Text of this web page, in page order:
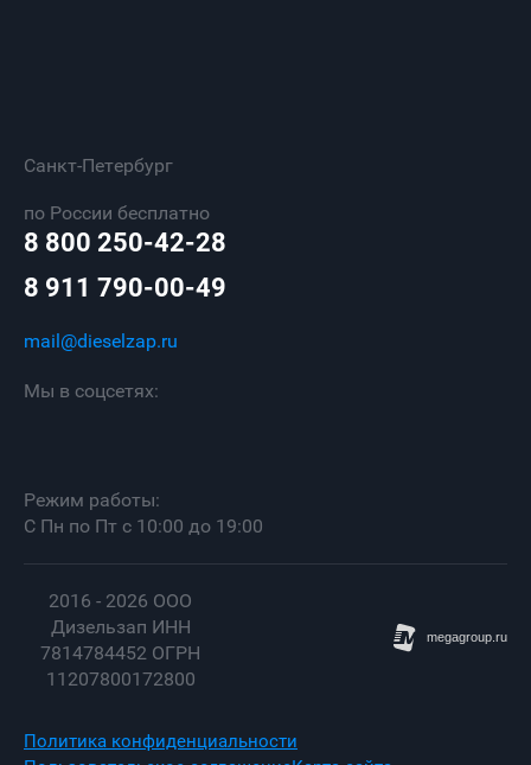
Санкт-Петербург
по России бесплатно
8 800 250-42-28
8 911 790-00-49
mail@dieselzap.ru
Мы в соцсетях:
Режим работы:
С Пн по Пт с 10:00 до 19:00
2016 - 2026 ООО
Дизельзап ИНН
7814784452 ОГРН
11207800172800
Политика конфиденциальности